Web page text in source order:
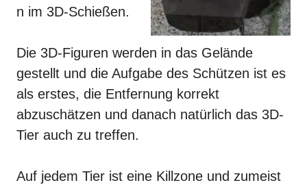
n im 3D-Schießen.
Die 3D-Figuren werden in das Gelände
gestellt und die Aufgabe des Schützen ist es
als erstes, die Entfernung korrekt
abzuschätzen und danach natürlich das 3D-
Tier auch zu treffen.
Auf jedem Tier ist eine Killzone und zumeist